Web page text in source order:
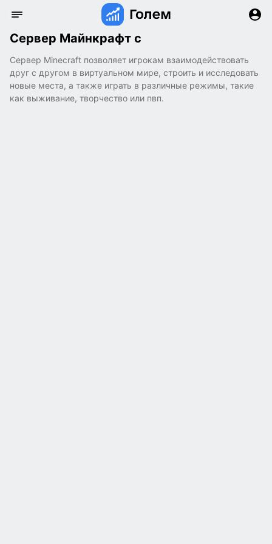
Сервер Майнкрафт с
Сервер Minecraft позволяет игрокам взаимодействовать
друг с другом в виртуальном мире, строить и исследовать
новые места, а также играть в различные режимы, такие
как выживание, творчество или пвп.